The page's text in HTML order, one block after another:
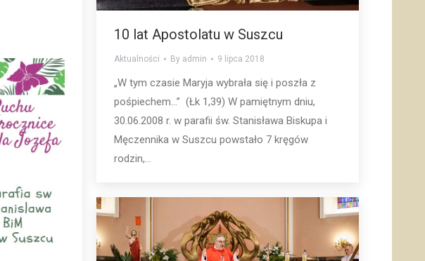
10 lat Apostolatu w Suszcu
Aktualności By admin 9 lipca 2018
„W tym czasie Maryja wybrała się i poszła z
pośpiechem…” (Łk 1,39) W pamiętnym dniu,
30.06.2008 r. w parafii św. Stanisława Biskupa i
Męczennika w Suszcu powstało 7 kręgów
rodzin,…